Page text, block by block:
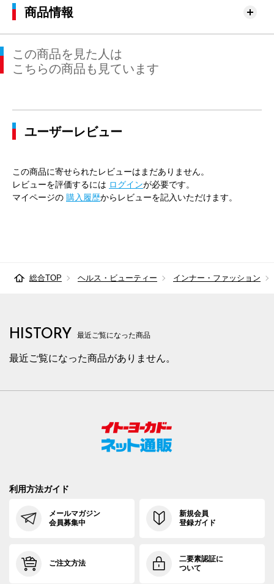
商品情報
この商品を見た人は
こちらの商品も見ています
ユーザーレビュー
この商品に寄せられたレビューはまだありません。
レビューを評価するには ログインが必要です。
マイページの 購入履歴からレビューを記入いただけます。
総合TOP ヘルス・ビューティー インナー・ファッション
HISTORY 最近ご覧になった商品
最近ご覧になった商品がありません。
利用方法ガイド
メールマガジン
会員募集中
新規会員
登録ガイド
ご注文方法
二要素認証に
ついて